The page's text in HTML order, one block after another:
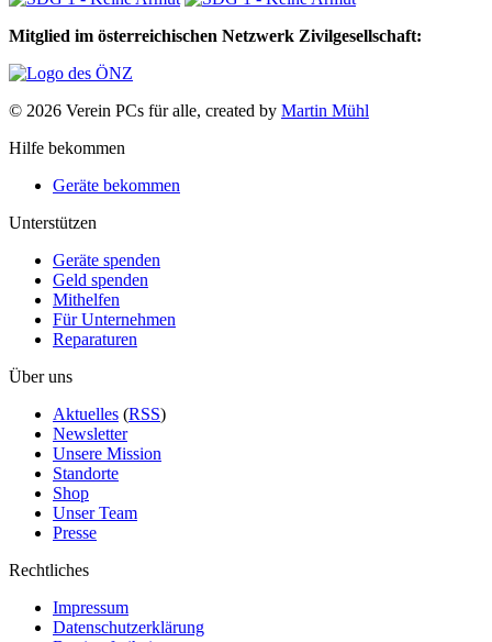
Mitglied im österreichischen Netzwerk Zivilgesellschaft:
© 2026 Verein PCs für alle, created by Martin Mühl
Hilfe bekommen
Geräte bekommen
Unterstützen
Geräte spenden
Geld spenden
Mithelfen
Für Unternehmen
Reparaturen
Über uns
Aktuelles (RSS)
Newsletter
Unsere Mission
Standorte
Shop
Unser Team
Presse
Rechtliches
Impressum
Datenschutzerklärung